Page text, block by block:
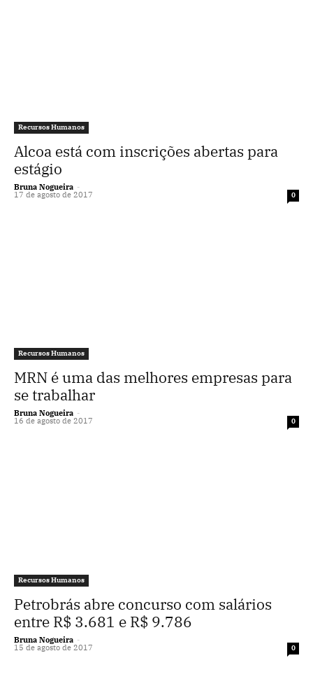
Recursos Humanos
Alcoa está com inscrições abertas para
estágio
Bruna Nogueira -
17 de agosto de 2017 0
Recursos Humanos
MRN é uma das melhores empresas para
se trabalhar
Bruna Nogueira -
16 de agosto de 2017 0
Recursos Humanos
Petrobrás abre concurso com salários
entre R$ 3.681 e R$ 9.786
Bruna Nogueira -
15 de agosto de 2017 0